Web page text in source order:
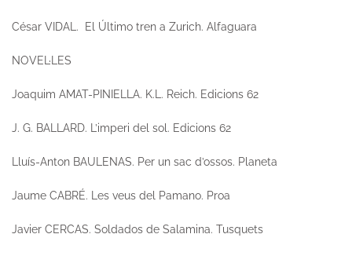
César VIDAL. El Último tren a Zurich. Alfaguara
NOVEL·LES
Joaquim AMAT-PINIELLA. K.L. Reich. Edicions 62
J. G. BALLARD. L’imperi del sol. Edicions 62
Lluís-Anton BAULENAS. Per un sac d’ossos. Planeta
Jaume CABRÉ. Les veus del Pamano. Proa
Javier CERCAS. Soldados de Salamina. Tusquets